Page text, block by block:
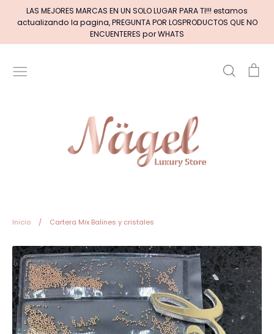
directamente
contenido
LAS MEJORES MARCAS EN UN SOLO LUGAR PARA TI!!! estamos
actualizando la pagina, PREGUNTA POR LOSPRODUCTOS QUE NO
ENCUENTERES por WHATS
Buscar
MARCAS DE ACRILICOS & GEL PINCELES (por tipos)
+BASE RUBBER+
BASICOS (primer, base, top, resinas)
Inicio / Cartera Mix Balines y cristales